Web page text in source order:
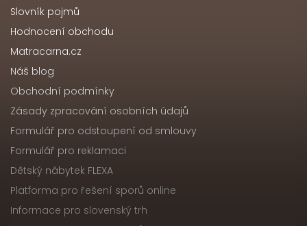
Slovník pojmů
Hodnocení obchodu
Matracarna.cz
Náš blog
Obchodní podmínky
Zásady zpracování osobních údajů
Formulář pro odstoupení od smlouvy
Formulář pro reklamaci
Dětský nábytek FLEXA
Platforma pro řešení sporů online
Informace pro slovenský trh